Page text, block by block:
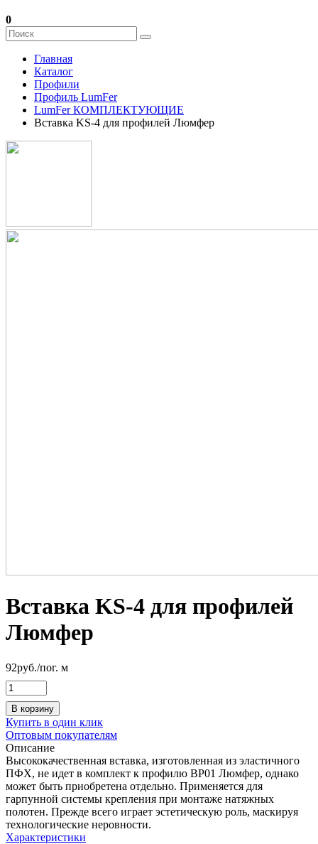
0
Главная
Каталог
Профили
Профиль LumFer
LumFer КОМПЛЕКТУЮЩИЕ
Вставка KS-4 для профилей Люмфер
Вставка KS-4 для профилей
Люмфер
92руб./пог. м
В корзину
Купить в один клик
Оптовым покупателям
Описание
Высококачественная вставка, изготовленная из эластичного
ПФХ, не идет в комплект к профилю ВР01 Люмфер, однако
может быть приобретена отдельно. Применяется для
гарпунной системы крепления при монтаже натяжных
полотен. Прежде всего играет эстетическую роль, маскируя
технологические неровности.
Характеристики